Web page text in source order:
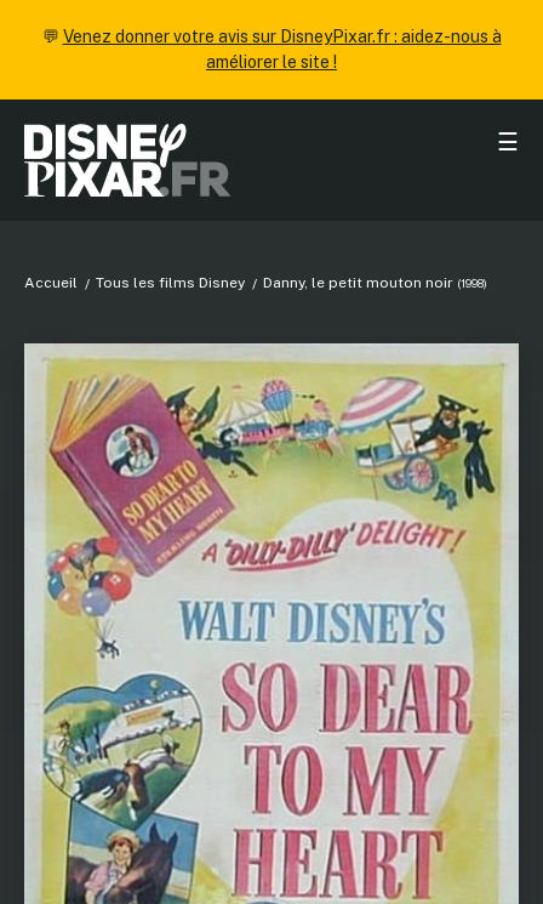
💬 Venez donner votre avis sur DisneyPixar.fr : aidez-nous à
améliorer le site !
☰
Accueil Tous les films Disney Danny, le petit mouton noir (1998)